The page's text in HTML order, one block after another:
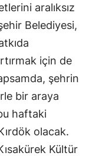
aralıksız
Belediyesi,
için de
şehrin
bir araya
haftaki
olacak.
Kültür